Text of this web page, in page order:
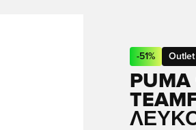
-51% Outlet